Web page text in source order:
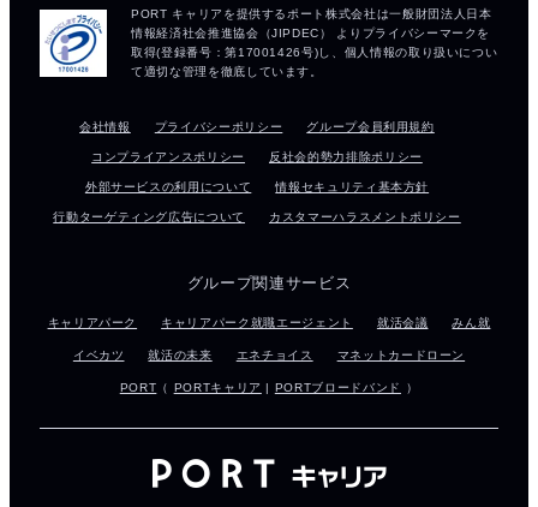
会社情報 プライバシーポリシー グループ会員利用規約
コンプライアンスポリシー 反社会的勢力排除ポリシー
外部サービスの利用について 情報セキュリティ基本方針
行動ターゲティング広告について カスタマーハラスメントポリシー